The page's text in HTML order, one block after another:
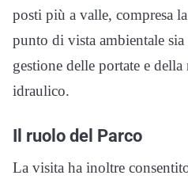
posti più a valle, compresa
punto di vista ambientale
gestione delle portate e
idraulico.
Il ruolo del Parco
La visita ha inoltre